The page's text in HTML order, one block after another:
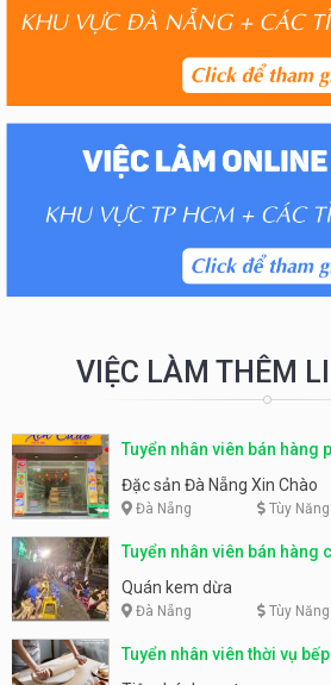
VIỆC LÀM THÊM
Tuyển nhân viên bán hàng
Nẵng
Đặc sản Đà Nẵng Xin Chào
Đà Nẵng Tùy
Tuyển nhân viên bán hàng
Quán kem dừa
Đà Nẵng Tùy
Tuyển nhân viên thời vụ